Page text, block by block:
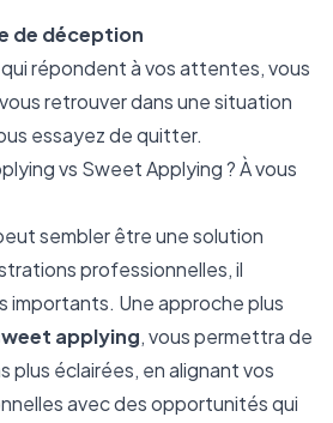
de déception
répondent à vos attentes, vous
retrouver dans une situation
essayez de quitter.
vs Sweet Applying ? À vous
sembler être une solution
professionnelles, il
importants. Une approche plus
applying, vous permettra de
plus éclairées, en alignant vos
avec des opportunités qui